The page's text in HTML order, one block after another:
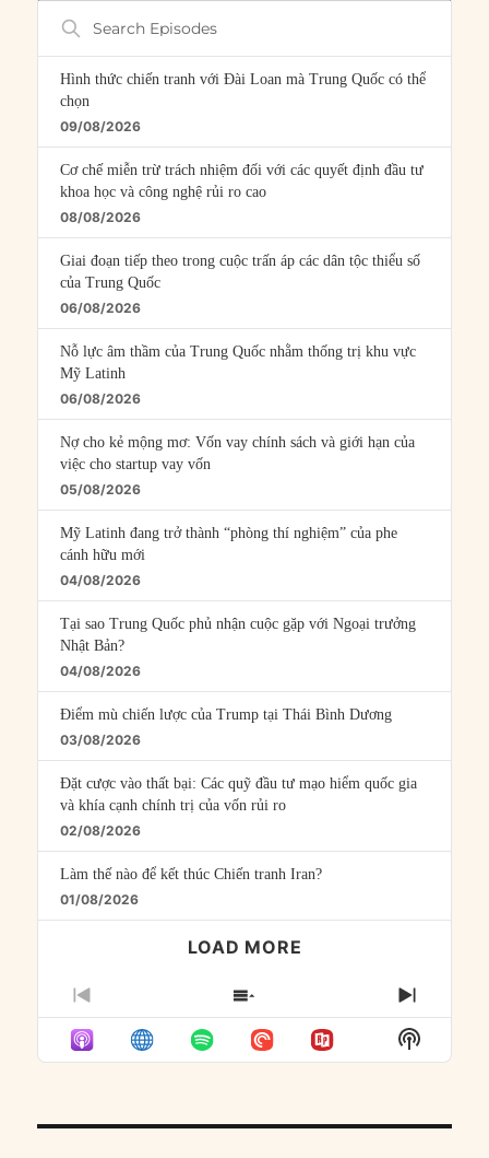
Search
Episodes
Hình thức chiến tranh với Đài Loan mà Trung Quốc có thể
chọn
09/08/2026
Cơ chế miễn trừ trách nhiệm đối với các quyết định đầu tư
khoa học và công nghệ rủi ro cao
08/08/2026
Giai đoạn tiếp theo trong cuộc trấn áp các dân tộc thiểu số
của Trung Quốc
06/08/2026
Nỗ lực âm thầm của Trung Quốc nhằm thống trị khu vực
Mỹ Latinh
06/08/2026
Nợ cho kẻ mộng mơ: Vốn vay chính sách và giới hạn của
việc cho startup vay vốn
05/08/2026
Mỹ Latinh đang trở thành “phòng thí nghiệm” của phe
cánh hữu mới
04/08/2026
Tại sao Trung Quốc phủ nhận cuộc gặp với Ngoại trưởng
Nhật Bản?
04/08/2026
Điểm mù chiến lược của Trump tại Thái Bình Dương
03/08/2026
Đặt cược vào thất bại: Các quỹ đầu tư mạo hiểm quốc gia
và khía cạnh chính trị của vốn rủi ro
02/08/2026
Làm thế nào để kết thúc Chiến tranh Iran?
01/08/2026
LOAD MORE
PREVIOUS
EPISODE
SHOW
EPISODES
LIST
NEXT
Show
Podcast